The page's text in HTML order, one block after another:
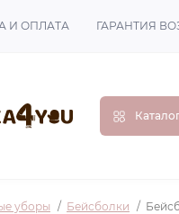
И ОПЛАТА ГАРАНТИЯ
уборы Бейсболки